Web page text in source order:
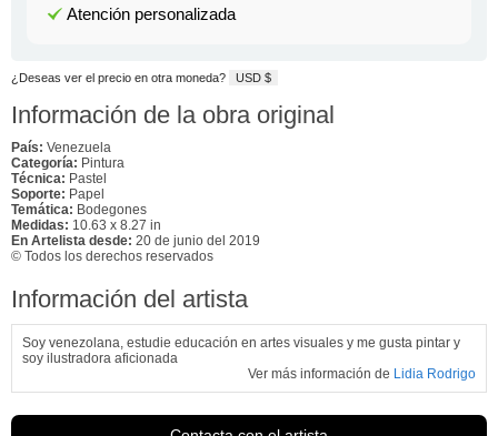
Atención personalizada
¿Deseas ver el precio en otra moneda? USD $
Información de la obra original
País: Venezuela
Categoría: Pintura
Técnica: Pastel
Soporte: Papel
Temática: Bodegones
Medidas: 10.63 x 8.27 in
En Artelista desde: 20 de junio del 2019
© Todos los derechos reservados
Información del artista
Soy venezolana, estudie educación en artes visuales y me gusta pintar y
soy ilustradora aficionada
Ver más información de Lidia Rodrigo